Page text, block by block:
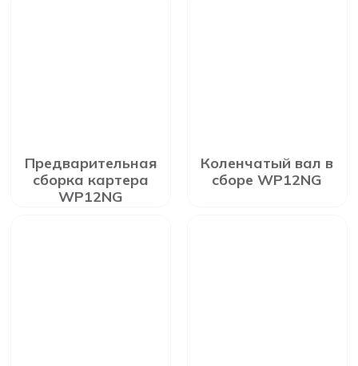
Предварительная
сборка картера
WP12NG
Коленчатый вал в
сборе WP12NG